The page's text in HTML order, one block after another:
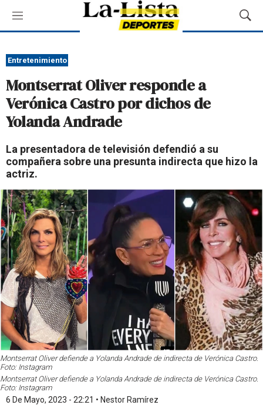
M
e
ú
M
o
u
e
a
Entretenimiento
Montserrat Oliver responde a
Verónica Castro por dichos de
Yolanda Andrade
La presentadora de televisión defendió a su
compañera sobre una presunta indirecta que hizo la
actriz.
Montserrat Oliver defiende a Yolanda Andrade de indirecta de Verónica Castro.
Foto: Instagram
Montserrat Oliver defiende a Yolanda Andrade de indirecta de Verónica Castro.
Foto: Instagram
6 De Mayo, 2023 - 22:21 • Nestor Ramírez